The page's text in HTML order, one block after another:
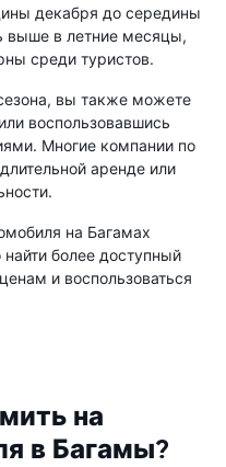
декабря до середины
выше в летние месяцы,
среди туристов.
вы также можете
воспользовавшись
Многие компании по
аренде или
на Багамах
более доступный
и воспользоваться
на
в Багамы?